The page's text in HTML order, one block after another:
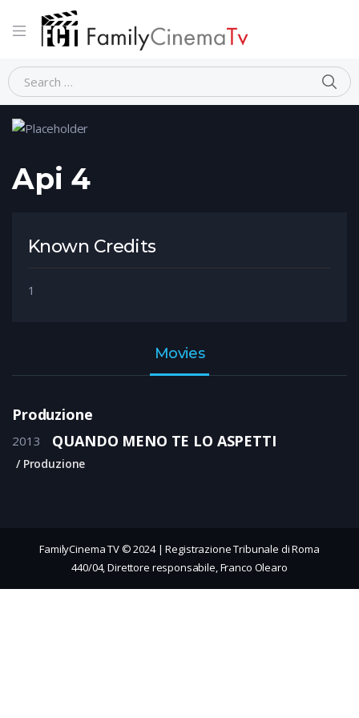
Home Person Api 4
Api 4
Known Credits
1
Movies
Produzione
2013 QUANDO MENO TE LO ASPETTI
Produzione
FamilyCinema TV © 2024 | Registrazione Tribunale di Roma
440/04, Direttore responsabile, Franco Olearo